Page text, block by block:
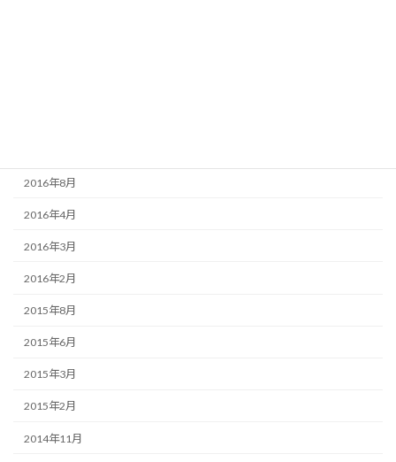
2016年8月
2016年4月
2016年3月
2016年2月
2015年8月
2015年6月
2015年3月
2015年2月
2014年11月